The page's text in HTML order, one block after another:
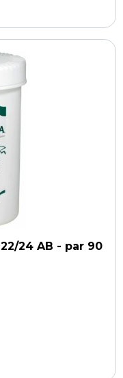
24 AB - par 90